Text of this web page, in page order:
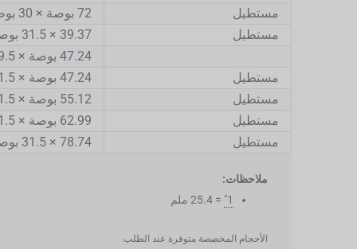
مستطيل
72 بوصة × 30 بوصة
مستطيل
39.37 × 31.5 بوصة
47.24 بوصة × 29.5 بوصة
مستطيل
47.24 بوصة × 31.5 بوصة
مستطيل
55.12 بوصة × 31.5 بوصة
مستطيل
62.99 بوصة × 31.5 بوصة
مستطيل
78.74 × 31.5 بوصة
ملاحظات:
1" = 25.4 ملم
الأحجام المخصصة متوفرة عند الطلب.